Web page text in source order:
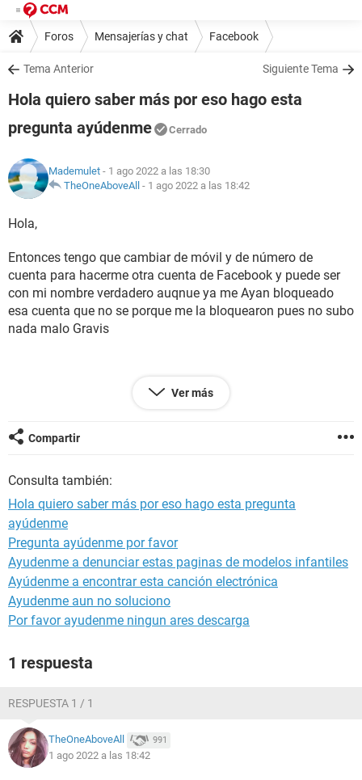
Foros Mensajerías y chat Facebook
Tema Anterior Siguiente Tema
Hola quiero saber más por eso hago esta
pregunta ayúdenme
Cerrado
Mademulet - 1 ago 2022 a las 18:30
TheOneAboveAll - 1 ago 2022 a las 18:42
Hola,
Entonces tengo que cambiar de móvil y de número de
cuenta para hacerme otra cuenta de Facebook y puede ser
con mi nombre verdadero auqnue ya me Ayan bloqueado
esa cuenta que no se porque me la bloquearon pues no subo
nada malo Gravis
Android / Chrome 99.0.4844.58 Ver más
Compartir
Consulta también:
Hola quiero saber más por eso hago esta pregunta
ayúdenme
Pregunta ayúdenme por favor
Ayudenme a denunciar estas paginas de modelos infantiles
Ayúdenme a encontrar esta canción electrónica
Ayudenme aun no soluciono
Por favor ayudenme ningun ares descarga
1 respuesta
RESPUESTA 1 / 1
TheOneAboveAll 991
1 ago 2022 a las 18:42